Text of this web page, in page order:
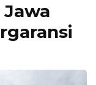
Jawa